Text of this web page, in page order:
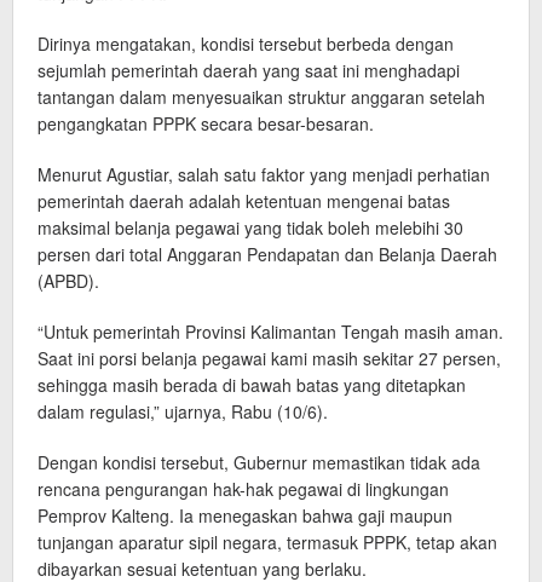
Dirinya mengatakan, kondisi tersebut berbeda dengan
sejumlah pemerintah daerah yang saat ini menghadapi
tantangan dalam menyesuaikan struktur anggaran setelah
pengangkatan PPPK secara besar-besaran.
Menurut Agustiar, salah satu faktor yang menjadi perhatian
pemerintah daerah adalah ketentuan mengenai batas
maksimal belanja pegawai yang tidak boleh melebihi 30
persen dari total Anggaran Pendapatan dan Belanja Daerah
(APBD).
“Untuk pemerintah Provinsi Kalimantan Tengah masih aman.
Saat ini porsi belanja pegawai kami masih sekitar 27 persen,
sehingga masih berada di bawah batas yang ditetapkan
dalam regulasi,” ujarnya, Rabu (10/6).
Dengan kondisi tersebut, Gubernur memastikan tidak ada
rencana pengurangan hak-hak pegawai di lingkungan
Pemprov Kalteng. Ia menegaskan bahwa gaji maupun
tunjangan aparatur sipil negara, termasuk PPPK, tetap akan
dibayarkan sesuai ketentuan yang berlaku.